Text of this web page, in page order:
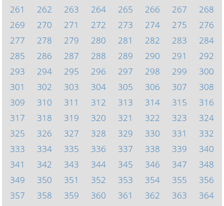
261
262 263 264 265 266 267
268
269
270 271 272 273 274 275
276
277
278 279 280 281 282 283
284
285
286 287 288 289 290 291
292
293
294 295 296 297 298 299
300
301
302 303 304 305 306 307
308
309
310 311 312 313 314 315
316
317
318 319 320 321 322 323
324
325
326 327 328 329 330 331
332
333
334 335 336 337 338 339
340
341
342 343 344 345 346 347
348
349
350 351 352 353 354 355
356
357
358 359 360 361 362 363
364